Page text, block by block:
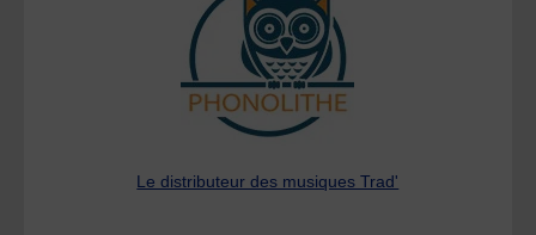
Le distributeur des musiques Trad'